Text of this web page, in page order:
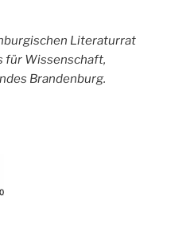
Literaturrat
für Wissenschaft,
Brandenburg.